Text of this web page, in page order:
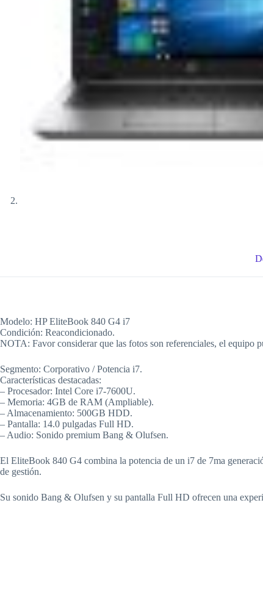
Modelo: HP EliteBook 840 G4 i7
Condición: Reacondicionado.
NOTA: Favor considerar que las fotos son referenciales, el equipo
Segmento: Corporativo / Potencia i7.
Características destacadas:
– Procesador: Intel Core i7-7600U.
– Memoria: 4GB de RAM (Ampliable).
– Almacenamiento: 500GB HDD.
– Pantalla: 14.0 pulgadas Full HD.
– Audio: Sonido premium Bang & Olufsen.
El EliteBook 840 G4 combina la potencia de un i7 de 7ma
de gestión.
Su sonido Bang & Olufsen y su pantalla Full HD ofrecen una